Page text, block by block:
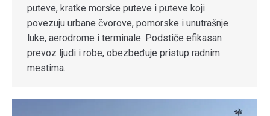
puteve, kratke morske puteve i puteve koji
povezuju urbane čvorove, pomorske i unutrašnje
luke, aerodrome i terminale. Podstiče efikasan
prevoz ljudi i robe, obezbeđuje pristup radnim
mestima…